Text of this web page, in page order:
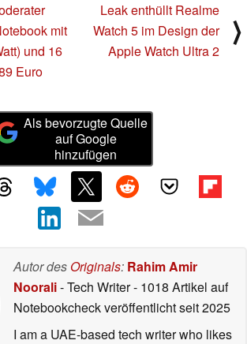
mit
und 16
Euro
Leak enthüllt Realme
Watch 5 im Design der
Apple Watch Ultra 2
⟩
Als bevorzugte Quelle
auf Google
hinzufügen
Autor des Originals: Rahim Amir
Noorali- Tech Writer- 1018 Artikel auf
Notebookcheck veröffentlichtseit 2025
I am a UAE-based tech writer who likes